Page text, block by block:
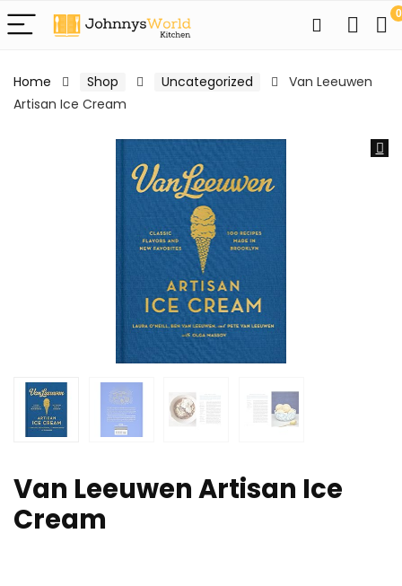
0
Home Shop Uncategorized
Van Leeuwen
Artisan Ice Cream
Van Leeuwen Artisan Ice
Cream